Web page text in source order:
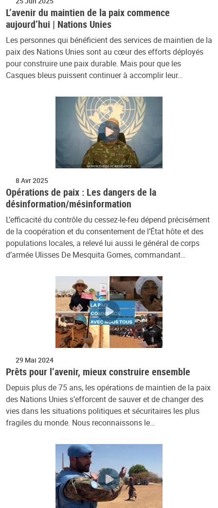
L’avenir du maintien de la paix commence
aujourd’hui | Nations Unies
Les personnes qui bénéficient des services de maintien de la
paix des Nations Unies sont au cœur des efforts déployés
pour construire une paix durable. Mais pour que les
Casques bleus puissent continuer à accomplir leur…
8 Avr 2025
Opérations de paix : Les dangers de la
désinformation/mésinformation
L’efficacité du contrôle du cessez-le-feu dépend précisément
de la coopération et du consentement de l’État hôte et des
populations locales, a relevé lui aussi le général de corps
d’armée Ulisses De Mesquita Gomes, commandant…
29 Mai 2024
Prêts pour l’avenir, mieux construire ensemble
Depuis plus de 75 ans, les opérations de maintien de la paix
des Nations Unies s’efforcent de sauver et de changer des
vies dans les situations politiques et sécuritaires les plus
fragiles du monde. Nous reconnaissons le…